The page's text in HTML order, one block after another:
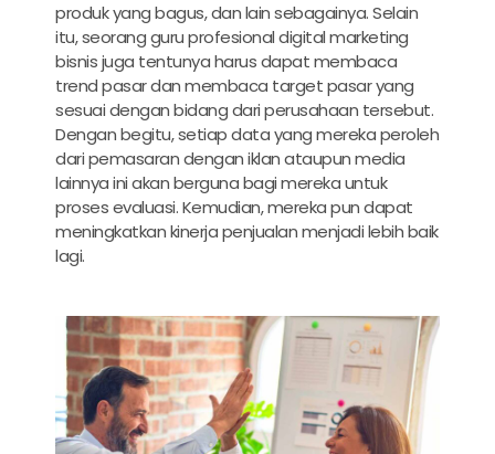
produk yang bagus, dan lain sebagainya. Selain
itu, seorang guru profesional digital marketing
bisnis juga tentunya harus dapat membaca
trend pasar dan membaca target pasar yang
sesuai dengan bidang dari perusahaan tersebut.
Dengan begitu, setiap data yang mereka peroleh
dari pemasaran dengan iklan ataupun media
lainnya ini akan berguna bagi mereka untuk
proses evaluasi. Kemudian, mereka pun dapat
meningkatkan kinerja penjualan menjadi lebih baik
lagi.